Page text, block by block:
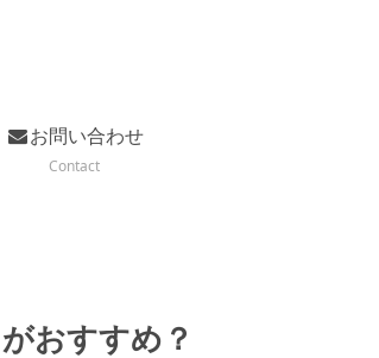
お問い合わせ
Contact
おすすめ？